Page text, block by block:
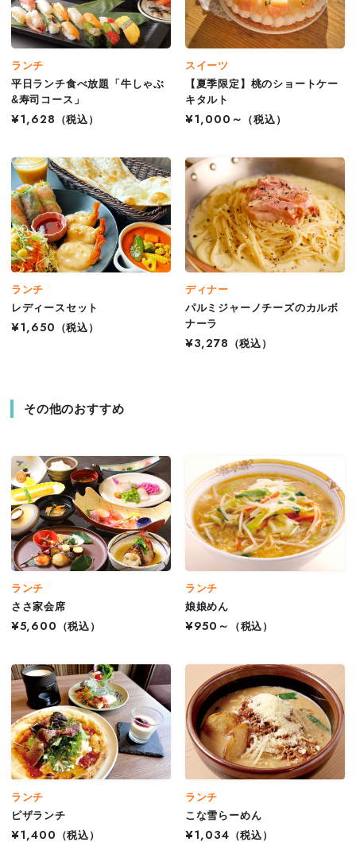
ランチ
平日ランチ食べ放題「牛しゃぶ
&寿司コース」
¥1,628
（税込）
スイーツ
【夏季限定】桃のショートケー
キタルト
¥1,000～
（税込）
ランチ
レディースセット
¥1,650
（税込）
ディナー
パルミジャーノチーズのカルボ
ナーラ
¥3,278
（税込）
その他のおすすめ
ランチ
ささ家会席
¥5,600
（税込）
ランチ
娘娘めん
¥950～
（税込）
ランチ
ピザランチ
¥1,400
（税込）
ランチ
こな雪らーめん
¥1,034 （税込）